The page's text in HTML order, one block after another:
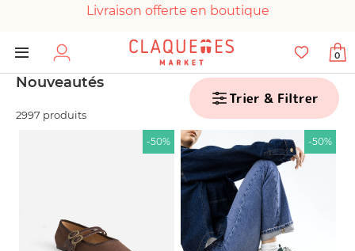
Livraison offerte en boutique
Paiement 100% sécurisé
Chaussures garanties en parfait état
0
Nouveautés
2997 produits
Trier & Filtrer
-50% -50%